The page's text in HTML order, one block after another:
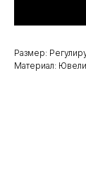
Размер:
Материал: